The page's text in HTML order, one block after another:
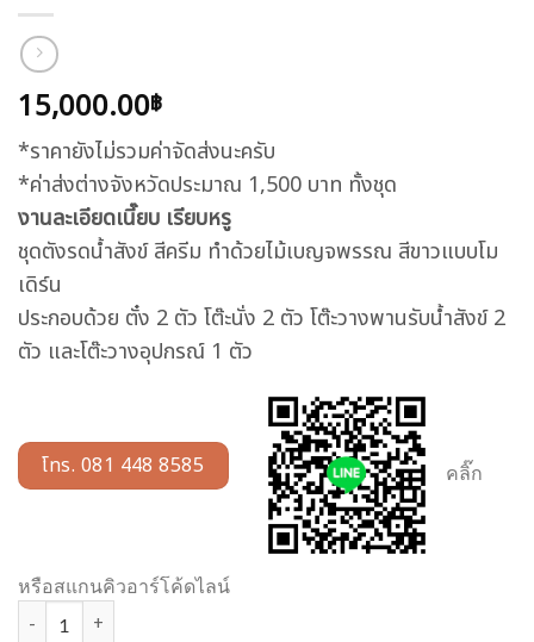
15,000.00฿
*ราคายังไม่รวมค่าจัดส่งนะครับ
*ค่าส่งต่างจังหวัดประมาณ 1,500 บาท ทั้งชุด
งานละเอียดเนี๊ยบ เรียบหรู
ชุดตังรดน้ำสังข์ สีครีม ทำด้วยไม้เบญจพรรณ สีขาวแบบโม
เดิร์น
ประกอบด้วย ตั๋ง 2 ตัว โต๊ะนั่ง 2 ตัว โต๊ะวางพานรับน้ำสังข์ 2
ตัว และโต๊ะวางอุปกรณ์ 1 ตัว
โทร. 081 448 8585 คลิ๊ก
หรือสแกนคิวอาร์โค้ดไลน์